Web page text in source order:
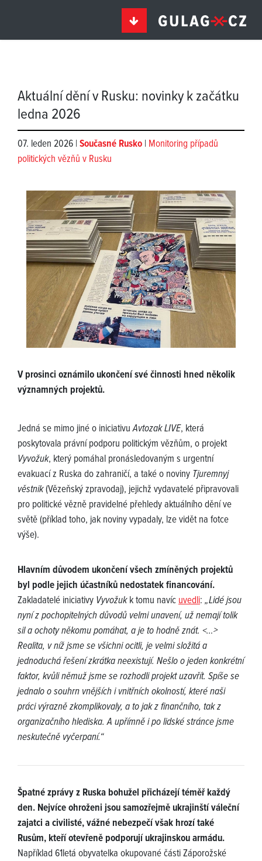
Aktuální dění v Rusku: novinky k začátku
ledna 2026
07. leden 2026 | Současné Rusko | Monitoring případů
politických vězňů v Rusku
V prosinci oznámilo ukončení své činnosti hned několik
významných projektů.
Jedná se mimo jiné o iniciativuAvtozak LIVE, která
poskytovala právní podporu politickým vězňům, o projekt
Vyvožuk, který pomáhal pronásledovaným s urgentní
evakuací z Ruska do zahraničí, a také o noviny Tjuremnyj
věstnik(Vězeňský zpravodaj), jejichž vydavatelé připravovali
pro politické vězně pravidelné přehledy aktuálního dění ve
světě (příklad toho, jak noviny vypadaly, lze vidět na fotce
výše).
Hlavním důvodem ukončení všech zmíněných projektů
byl podle jejich účastníků nedostatek financování.
Zakladatelé iniciativy Vyvožukk tomu navícuvedli: „Lidé jsou
nyní z pochopitelných důvodů velmi unavení, už nemají tolik
sil a ochoty někomu pomáhat, a je to hodně znát. <…>
Realita, v níž jsme se všichni ocitli, je velmi složitá a
jednoduchá řešení zkrátka neexistují. Nešlo o jeden konkrétní
faktor, kvůli němuž jsme se rozhodli projekt uzavřít. Spíše se
jednalo o souhrn vnějších i vnitřních okolností, které naši
práci výrazně zkomplikovaly, a to jak z finančního, tak z
organizačního hlediska. A upřímně i po lidské stránce jsme
neskutečně vyčerpaní.“
Špatné zprávy z Ruska bohužel přicházejí téměř každý
den. Nejvíce ohroženi jsou samozřejmě ukrajinští váleční
zajatci a civilisté, vážné nebezpečí však hrozí také
Rusům, kteří otevřeně podporují ukrajinskou armádu.
Například 61letá obyvatelka okupované části Záporožské